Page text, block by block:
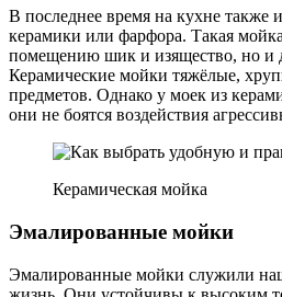
В последнее время на кухне также
керамики или фарфора. Такая
помещению шик и изящество, но и
Керамические мойки тяжёлые,
предметов. Однако у моек из
они не боятся воздействия
Керамическая мойка
Эмалированные мойки
Эмалированные мойки служили